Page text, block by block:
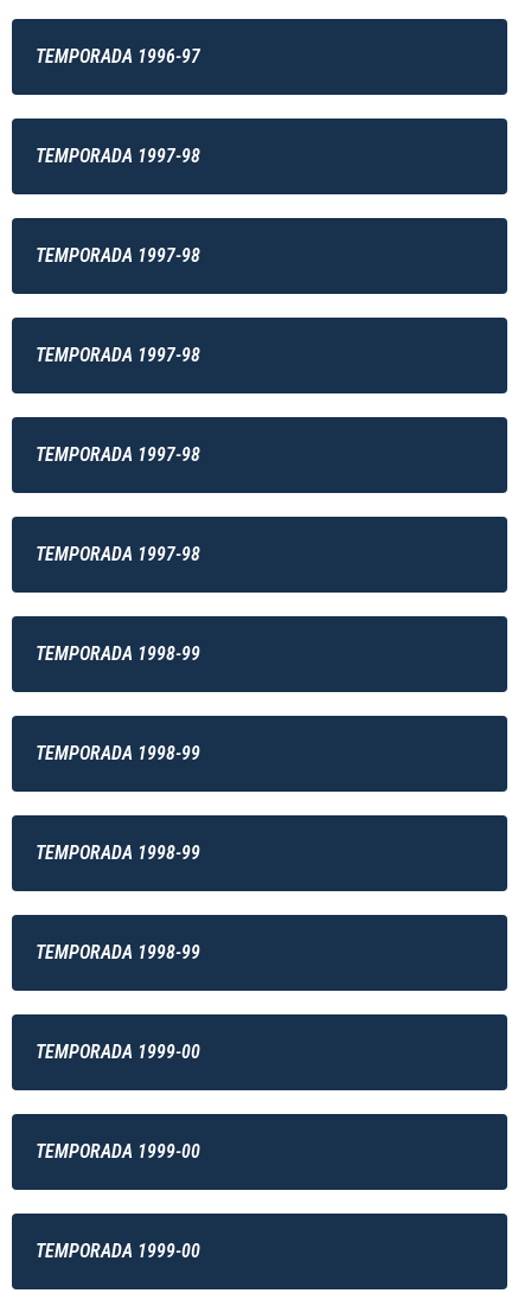
TEMPORADA 1996-97
TEMPORADA 1997-98
TEMPORADA 1997-98
TEMPORADA 1997-98
TEMPORADA 1997-98
TEMPORADA 1997-98
TEMPORADA 1998-99
TEMPORADA 1998-99
TEMPORADA 1998-99
TEMPORADA 1998-99
TEMPORADA 1999-00
TEMPORADA 1999-00
TEMPORADA 1999-00